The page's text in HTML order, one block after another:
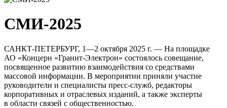
СМИ-2025
САНКТ-ПЕТЕРБУРГ, 1—2 октября 2025 г. — На площадке
АО «Концерн «Гранит-Электрон» состоялось совещание,
посвященное развитию взаимодействия со средствами
массовой информации. В мероприятии приняли участие
руководители и специалисты пресс-служб, редакторы
корпоративных и отраслевых изданий, а также эксперты
в области связей с общественностью.